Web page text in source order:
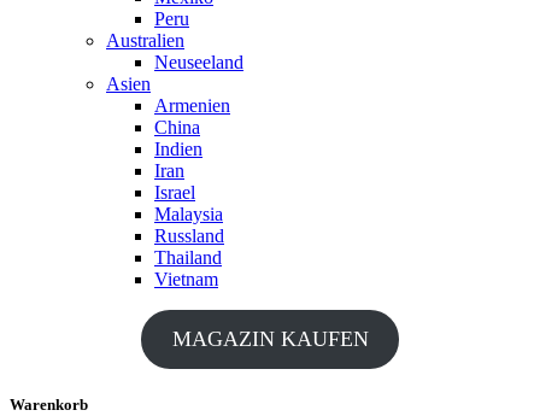
Peru
Australien
Neuseeland
Asien
Armenien
China
Indien
Iran
Israel
Malaysia
Russland
Thailand
Vietnam
MAGAZIN KAUFEN
Warenkorb